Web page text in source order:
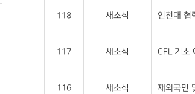
118 새소식 인천대 협
117 새소식 CFL 기초
116 새소식 재외국민